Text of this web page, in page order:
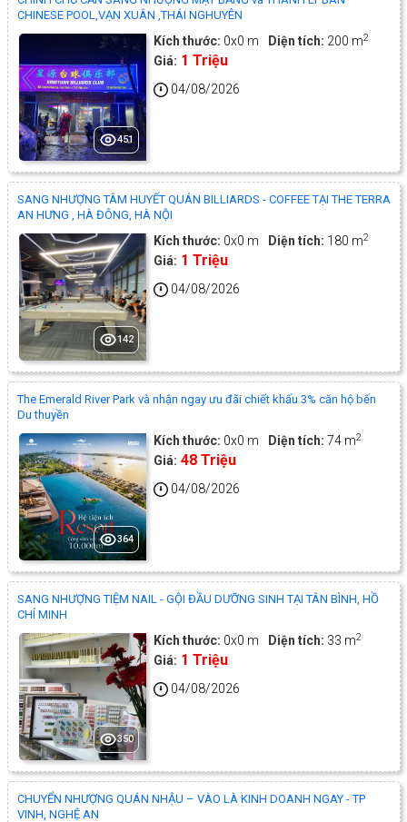
CHINESE POOL,VẠN XUÂN ,THÁI NGHUYÊN
451
Kích thước: 0x0 m Diện tích: 200 m2
Giá: 1 Triệu
04/08/2026
SANG NHƯỢNG TÂM HUYẾT QUÁN BILLIARDS - COFFEE TẠI THE TERRA
AN HƯNG , HÀ ĐÔNG, HÀ NỘI
142
Kích thước: 0x0 m Diện tích: 180 m2
Giá: 1 Triệu
04/08/2026
The Emerald River Park và nhận ngay ưu đãi chiết khấu 3% căn hộ bến
Du thuyền
364
Kích thước: 0x0 m Diện tích: 74 m2
Giá: 48 Triệu
04/08/2026
SANG NHƯỢNG TIỆM NAIL - GỘI ĐẦU DƯỠNG SINH TẠI TÂN BÌNH, HỒ
CHÍ MINH
350
Kích thước: 0x0 m Diện tích: 33 m2
Giá: 1 Triệu
04/08/2026
CHUYỂN NHƯỢNG QUÁN NHẬU – VÀO LÀ KINH DOANH NGAY - TP
VINH, NGHỆ AN